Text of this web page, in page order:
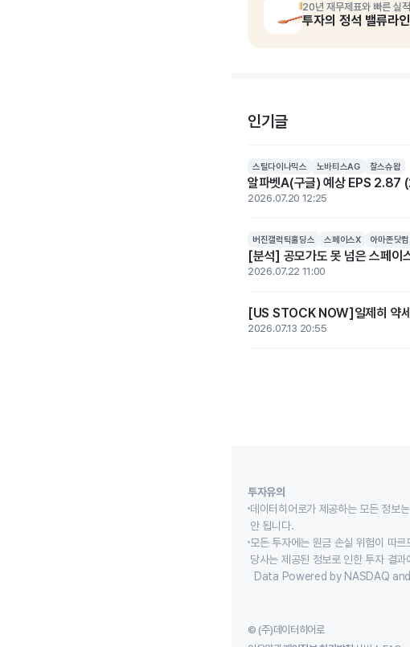
20년 재무제표와 빠른 실
투자의 정석 밸류라인
인기글
스틸다이나믹스 노바티스AG 찰스슈왑
알파벳A(구글) 예상 EPS 2.87
2026.07.20 12:25
버진갤럭틱홀딩스 스페이스X 아마존닷컴
[분석] 공모가도 못 넘은 스페이
2026.07.22 11:00
[US STOCK NOW]일제히 약
2026.07.13 20:55
투자유의
데이터히어로가 제공하는 모든 정보
안 됩니다.
모든 투자에는 원금 손실 위험이 따
당사는 제공된 정보로 인한 투자 결
Data Powered by NASDAQ
© (주)데이터히어로